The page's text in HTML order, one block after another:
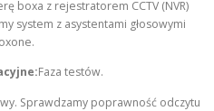
boxa z rejestratorem CCTV (NVR)
system z asystentami głosowymi
Faza testów.
Sprawdzamy poprawność odczytu